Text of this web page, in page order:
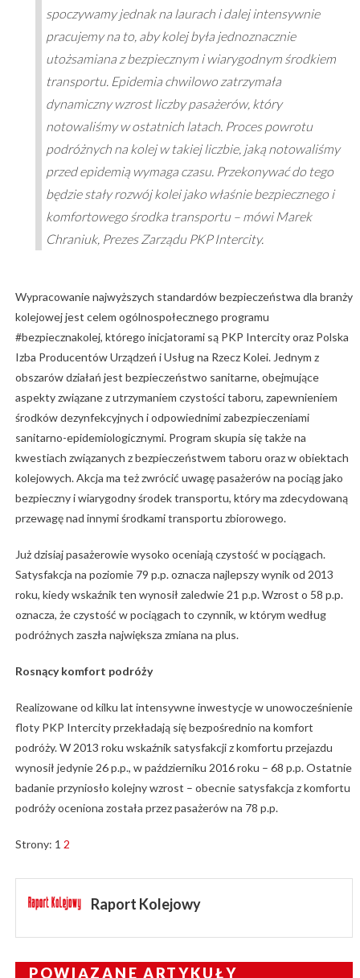
spoczywamy jednak na laurach i dalej intensywnie
pracujemy na to, aby kolej była jednoznacznie
utożsamiana z bezpiecznym i wiarygodnym środkiem
transportu. Epidemia chwilowo zatrzymała
dynamiczny wzrost liczby pasażerów, który
notowaliśmy w ostatnich latach. Proces powrotu
podróżnych na kolej w takiej liczbie, jaką notowaliśmy
przed epidemią wymaga czasu. Przekonywać do tego
będzie stały rozwój kolei jako właśnie bezpiecznego i
komfortowego środka transportu – mówi Marek
Chraniuk, Prezes Zarządu PKP Intercity.
Wypracowanie najwyższych standardów bezpieczeństwa dla branży
kolejowej jest celem ogólnospołecznego programu
#bezpiecznakolej, którego inicjatorami są PKP Intercity oraz Polska
Izba Producentów Urządzeń i Usług na Rzecz Kolei. Jednym z
obszarów działań jest bezpieczeństwo sanitarne, obejmujące
aspekty związane z utrzymaniem czystości taboru, zapewnieniem
środków dezynfekcyjnych i odpowiednimi zabezpieczeniami
sanitarno-epidemiologicznymi. Program skupia się także na
kwestiach związanych z bezpieczeństwem taboru oraz w obiektach
kolejowych. Akcja ma też zwrócić uwagę pasażerów na pociąg jako
bezpieczny i wiarygodny środek transportu, który ma zdecydowaną
przewagę nad innymi środkami transportu zbiorowego.
Już dzisiaj pasażerowie wysoko oceniają czystość w pociągach.
Satysfakcja na poziomie 79 p.p. oznacza najlepszy wynik od 2013
roku, kiedy wskaźnik ten wynosił zaledwie 21 p.p. Wzrost o 58 p.p.
oznacza, że czystość w pociągach to czynnik, w którym według
podróżnych zaszła największa zmiana na plus.
Rosnący komfort podróży
Realizowane od kilku lat intensywne inwestycje w unowocześnienie
floty PKP Intercity przekładają się bezpośrednio na komfort
podróży. W 2013 roku wskaźnik satysfakcji z komfortu przejazdu
wynosił jedynie 26 p.p., w październiku 2016 roku – 68 p.p. Ostatnie
badanie przyniosło kolejny wzrost – obecnie satysfakcja z komfortu
podróży oceniona została przez pasażerów na 78 p.p.
Strony: 1 2
Raport Kolejowy
POWIĄZANE ARTYKUŁY